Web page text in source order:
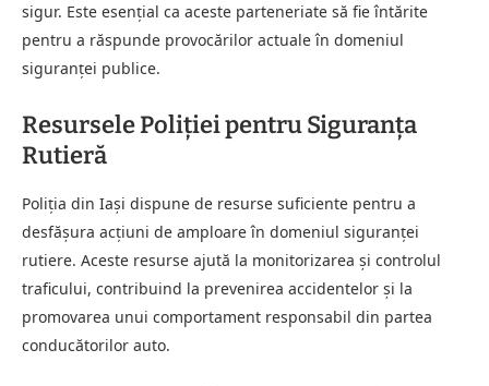
sigur. Este esențial ca aceste parteneriate să fie întărite
pentru a răspunde provocărilor actuale în domeniul
siguranței publice.
Resursele Poliției pentru Siguranța
Rutieră
Poliția din Iași dispune de resurse suficiente pentru a
desfășura acțiuni de amploare în domeniul siguranței
rutiere. Aceste resurse ajută la monitorizarea și controlul
traficului, contribuind la prevenirea accidentelor și la
promovarea unui comportament responsabil din partea
conducătorilor auto.